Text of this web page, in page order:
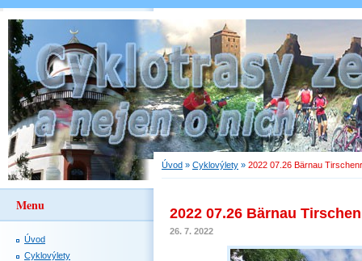
Úvod » Cyklovýlety » 2022 07.26 Bärnau
2022 07.26 Bärnau
26. 7. 2022
Menu
Úvod
Cyklovýlety